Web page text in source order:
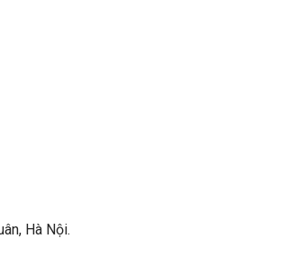
Hà Nội.